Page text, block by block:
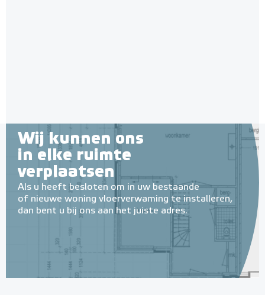
Wij kunnen ons
in elke ruimte
verplaatsen
Als u heeft besloten om in uw bestaande
of nieuwe woning vloerverwaming te installeren,
dan bent u bij ons aan het juiste adres.